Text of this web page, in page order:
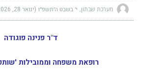
מערכת שבתון י׳ בשבט ה׳תשפ״ו (ינואר 28, 2026)
ד"ר פנינה פוגודה
רופאת משפחה וממובילות